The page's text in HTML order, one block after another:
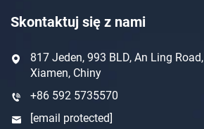
Skontaktuj się z nami
817 Jeden, 993 BLD, An Ling
Xiamen, Chiny
+86 592 5735570
[email protected]